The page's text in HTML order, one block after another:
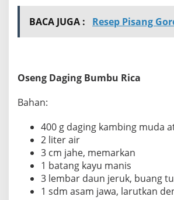
BACA JUGA : Resep Pisang
Oseng Daging Bumbu Rica
Bahan:
400 g daging kambing muda
2 liter air
3 cm jahe, memarkan
1 batang kayu manis
3 lembar daun jeruk, buang
1 sdm asam jawa, larutkan